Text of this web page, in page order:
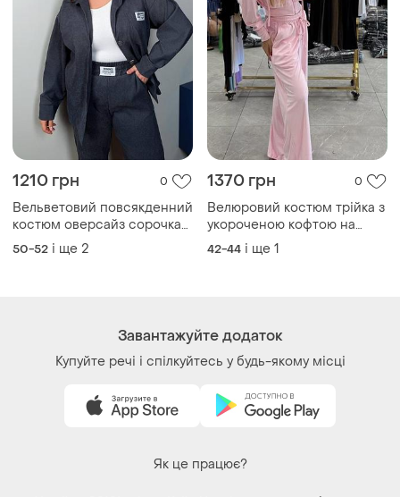
1210 грн
Вельветовий повсякденний
костюм оверсайз сорочка
на гудзиках та джокери на
широкому поясі
і ще 2
1370 грн 0
Велюровий костюм трійка з
укороченою кофтою на
блискавці з капюшоном з
топом з штанами на
42-44 і ще 1
Завантажуйте додаток
Купуйте речі і спілкуйтесь у будь-якому місці
Як це працює?
Україна, 02121, місто Київ, Харківське шосе, будинок
201-203, літера 4Г
Політика конфіденційності